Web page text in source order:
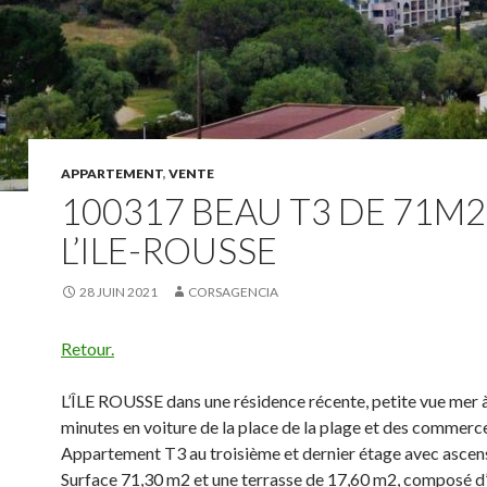
APPARTEMENT, VENTE
100317 BEAU T3 DE
L’ILE-ROUSSE
28 JUIN 2021 CORSAGENCIA
Retour.
L’ÎLE ROUSSE dans une résidence récente, petite vue mer
minutes en voiture de la place de la plage et des
Appartement T3 au troisième et dernier étage avec
Surface 71,30 m2 et une terrasse de 17,60 m2, composé